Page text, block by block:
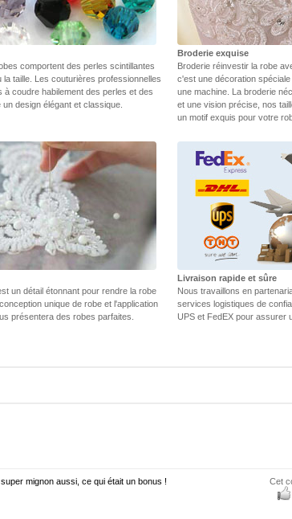
comportent des perles scintillantes
taille. Les couturières professionnelles
à coudre habilement des perles et des
design élégant et classique.
Broderie exquise
Broderie réinvestir la robe
c'est une décoration
une machine. La broderie
et une vision précise, nos
un motif exquis pour votre
un détail étonnant pour rendre la robe
unique de robe et l'application
présentera des robes parfaites.
Livraison rapide et sûre
Nous travaillons en
services logistiques de
UPS et FedEX pour assurer
mignon aussi, ce qui était un bonus ! Cet